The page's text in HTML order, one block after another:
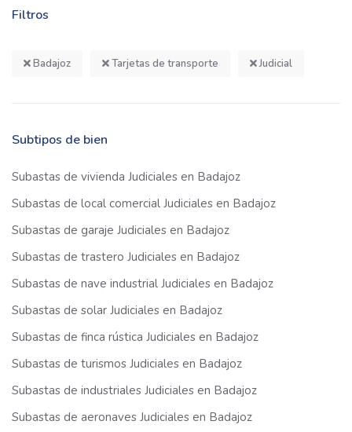
Filtros
Badajoz Tarjetas de transporte Judicial
Subtipos de bien
Subastas de vivienda Judiciales en Badajoz
Subastas de local comercial Judiciales en Badajoz
Subastas de garaje Judiciales en Badajoz
Subastas de trastero Judiciales en Badajoz
Subastas de nave industrial Judiciales en Badajoz
Subastas de solar Judiciales en Badajoz
Subastas de finca rústica Judiciales en Badajoz
Subastas de turismos Judiciales en Badajoz
Subastas de industriales Judiciales en Badajoz
Subastas de aeronaves Judiciales en Badajoz